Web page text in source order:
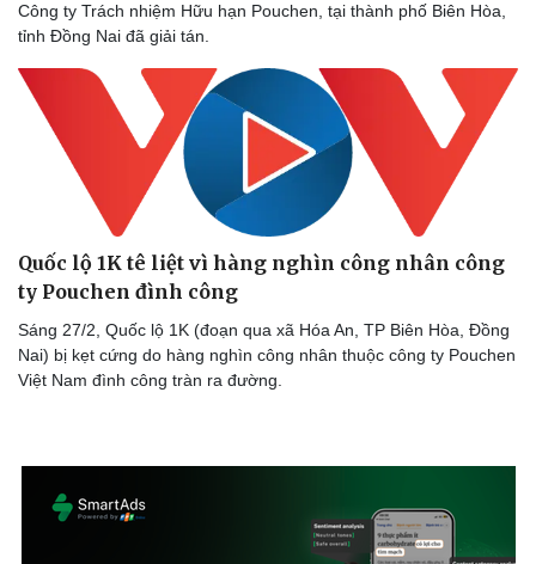
Hậu trường
Công ty Trách nhiệm Hữu hạn Pouchen, tại thành phố Biên Hòa,
tỉnh Đồng Nai đã giải tán.
Quốc lộ 1K tê liệt vì hàng nghìn công nhân công
ty Pouchen đình công
Sáng 27/2, Quốc lộ 1K (đoạn qua xã Hóa An, TP Biên Hòa, Đồng
Nai) bị kẹt cứng do hàng nghìn công nhân thuộc công ty Pouchen
Việt Nam đình công tràn ra đường.